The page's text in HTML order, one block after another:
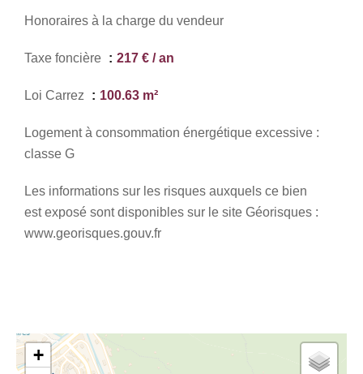
Honoraires à la charge du vendeur
Taxe foncière 217 € / an
Loi Carrez 100.63 m²
Logement à consommation énergétique excessive :
classe G
Les informations sur les risques auxquels ce bien
est exposé sont disponibles sur le site Géorisques :
www.georisques.gouv.fr
+